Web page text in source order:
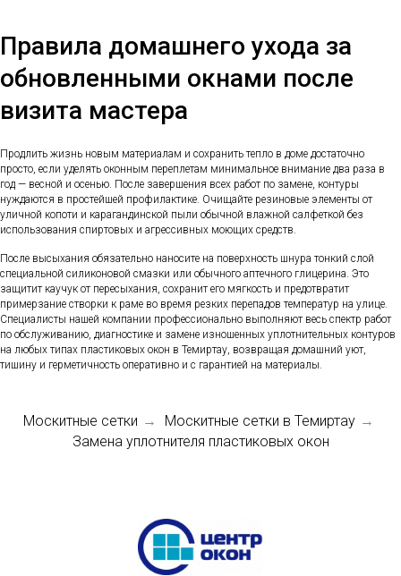
Правила домашнего ухода за
обновленными окнами после
визита мастера
Продлить жизнь новым материалам и сохранить тепло в доме достаточно
просто, если уделять оконным переплетам минимальное внимание два раза в
год — весной и осенью. После завершения всех работ по замене, контуры
нуждаются в простейшей профилактике. Очищайте резиновые элементы от
уличной копоти и карагандинской пыли обычной влажной салфеткой без
использования спиртовых и агрессивных моющих средств.
После высыхания обязательно наносите на поверхность шнура тонкий слой
специальной силиконовой смазки или обычного аптечного глицерина. Это
защитит каучук от пересыхания, сохранит его мягкость и предотвратит
примерзание створки к раме во время резких перепадов температур на улице.
Специалисты нашей компании профессионально выполняют весь спектр работ
по обслуживанию, диагностике и замене изношенных уплотнительных контуров
на любых типах пластиковых окон в Темиртау, возвращая домашний уют,
тишину и герметичность оперативно и с гарантией на материалы.
Москитные сетки → Москитные сетки в Темиртау →
Замена уплотнителя пластиковых окон